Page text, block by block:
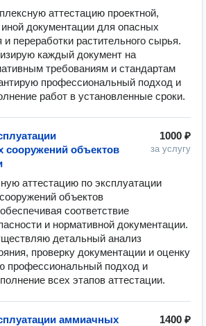
аттестацию проектной,
иной документации для опасных
и переработки растительного сырья.
каждый документ на
требованиям и стандартам
профессиональный подход и
работ в установленные сроки.
1000 ₽
за услугу
сооружений объектов
аттестацию по эксплуатации
объектов
соответствие
и нормативной документации.
детальный анализ
проверку документации и оценку
профессиональный подход и
всех этапов аттестации.
1400 ₽
аммиачных